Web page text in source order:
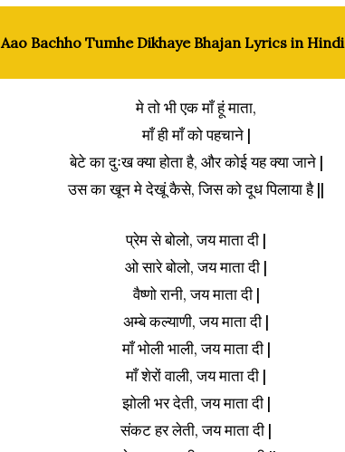
Aao Bachho Tumhe Dikhaye Bhajan Lyrics in Hindi
मे तो भी एक माँ हूं माता,
माँ ही माँ को पहचाने |
बेटे का दुःख क्या होता है, और कोई यह क्या जाने |
उस का खून मे देखूं कैसे, जिस को दूध पिलाया है ||
प्रेम से बोलो, जय माता दी |
ओ सारे बोलो, जय माता दी |
वैष्णो रानी, जय माता दी |
अम्बे कल्याणी, जय माता दी |
माँ भोली भाली, जय माता दी |
माँ शेरों वाली, जय माता दी |
झोली भर देती, जय माता दी |
संकट हर लेती, जय माता दी |